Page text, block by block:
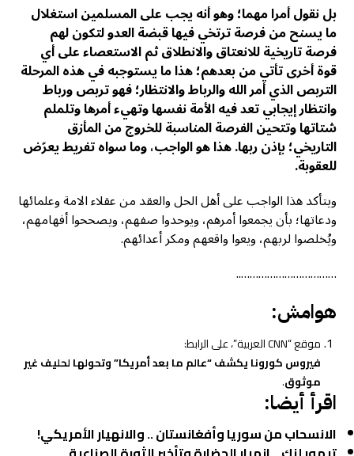
بل نقول أمرا مهما؛ وهو أنه يجب على المسلمين استغلال
ما يسنح من فرصة ترتخي فيها قبضة العدو لتكون لهم
فرصة تاريخية للانعتاق والانطلاق ثم الاستعصاء على أي
قوة أخرى تأتي من بعدهم؛ هذا ما يستوجبه في هذه المرحلة
التربص الذي أمر الله والرباط والانتظار؛ فهو تربص ورباط
وانتظار إيجابي تعد فيه الأمة نفسها وتهيء أمرها وتلملم
شتاتها وتتحين الفرصة المناسبة للخروج من المأزق
التاريخي؛ بإذن ربها. هذا هو الواجب، وما سواه تفريط يعرّض
للعقوبة.
ويتأكد هذا الواجب على أهل الحل والعقد من عقلاء الامة وعلمائها
ودعاتها؛ بأن يجمعوا أمرهم، ويوحدوا صفهم، ويصححوا أفهامهم،
ويُخلصوا لربهم، ويعوا واقعهم ومكر أعدائهم.
……………………………..
هوامش:
موقع “CNN العربية”، على الرابط:
فيروس كورونا يكشف “عالم ما بعد أمريكا” وتحولها لحليف غير
موثوق.
اقرأ أيضا:
الانسحاب من سوريا وأفغانستان .. والانهيار الأمريكي!